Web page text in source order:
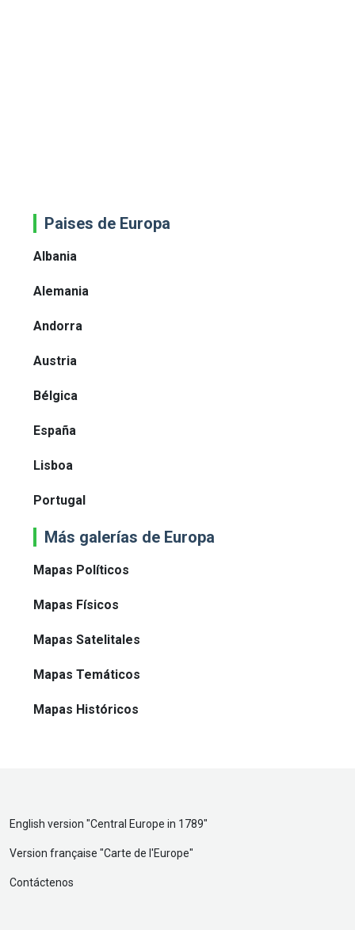
Paises de Europa
Albania
Alemania
Andorra
Austria
Bélgica
España
Lisboa
Portugal
Más galerías de Europa
Mapas Políticos
Mapas Físicos
Mapas Satelitales
Mapas Temáticos
Mapas Históricos
English version "Central Europe in 1789"
Version française "Carte de l'Europe"
Contáctenos